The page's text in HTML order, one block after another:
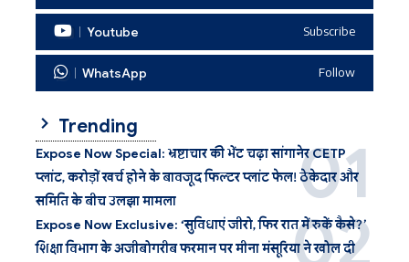
Youtube Subscribe
WhatsApp Follow
Trending
Expose Now Special: भ्रष्टाचार की भेंट चढ़ा सांगानेर CETP
प्लांट, करोड़ों खर्च होने के बावजूद फिल्टर प्लांट फेल! ठेकेदार और
समिति के बीच उलझा मामला
Expose Now Exclusive: ‘सुविधाएं जीरो, फिर रात में रुकें कैसे?’
शिक्षा विभाग के अजीबोगरीब फरमान पर मीना मंसूरिया ने खोल दी